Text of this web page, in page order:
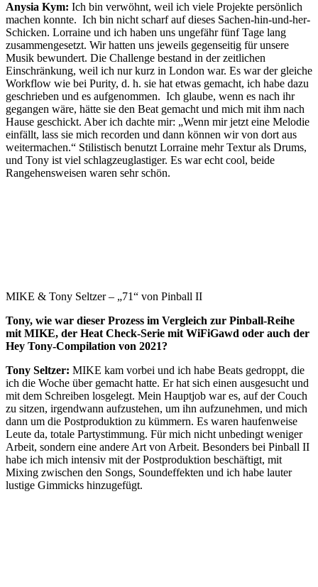
Anysia Kym: Ich bin verwöhnt, weil ich viele Projekte persönlich
machen konnte. Ich bin nicht scharf auf dieses Sachen-hin-und-her-
Schicken. Lorraine und ich haben uns ungefähr fünf Tage lang
zusammengesetzt. Wir hatten uns jeweils gegenseitig für unsere
Musik bewundert. Die Challenge bestand in der zeitlichen
Einschränkung, weil ich nur kurz in London war. Es war der gleiche
Workflow wie bei Purity, d. h. sie hat etwas gemacht, ich habe dazu
geschrieben und es aufgenommen. Ich glaube, wenn es nach ihr
gegangen wäre, hätte sie den Beat gemacht und mich mit ihm nach
Hause geschickt. Aber ich dachte mir: „Wenn mir jetzt eine Melodie
einfällt, lass sie mich recorden und dann können wir von dort aus
weitermachen.“ Stilistisch benutzt Lorraine mehr Textur als Drums,
und Tony ist viel schlagzeuglastiger. Es war echt cool, beide
Rangehensweisen waren sehr schön.
MIKE & Tony Seltzer – „71“ von Pinball II
Tony, wie war dieser Prozess im Vergleich zur Pinball-Reihe
mit MIKE, der Heat Check-Serie mit WiFiGawd oder auch der
Hey Tony-Compilation von 2021?
Tony Seltzer: MIKE kam vorbei und ich habe Beats gedroppt, die
ich die Woche über gemacht hatte. Er hat sich einen ausgesucht und
mit dem Schreiben losgelegt. Mein Hauptjob war es, auf der Couch
zu sitzen, irgendwann aufzustehen, um ihn aufzunehmen, und mich
dann um die Postproduktion zu kümmern. Es waren haufenweise
Leute da, totale Partystimmung. Für mich nicht unbedingt weniger
Arbeit, sondern eine andere Art von Arbeit. Besonders bei Pinball II
habe ich mich intensiv mit der Postproduktion beschäftigt, mit
Mixing zwischen den Songs, Soundeffekten und ich habe lauter
lustige Gimmicks hinzugefügt.